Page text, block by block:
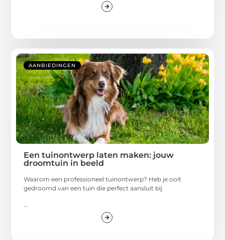
AANBIEDINGEN
Een tuinontwerp laten maken: jouw
droomtuin in beeld
Waarom een professioneel tuinontwerp? Heb je ooit
gedroomd van een tuin die perfect aansluit bij